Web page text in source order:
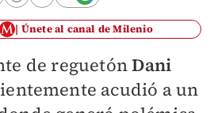
Únete al canal de Milenio
de reguetónDani
acudió a un